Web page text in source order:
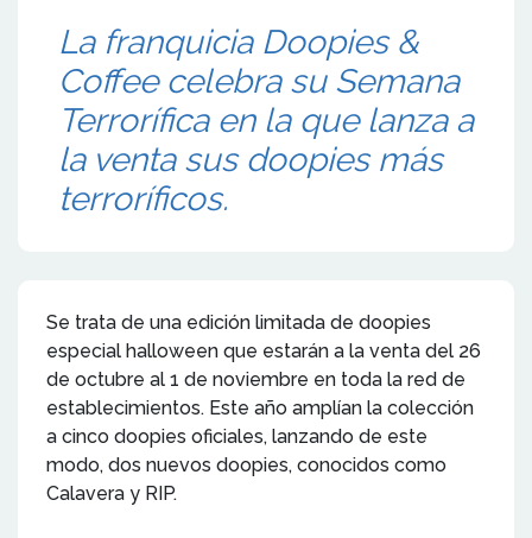
La franquicia Doopies &
Coffee celebra su Semana
Terrorífica en la que lanza a
la venta sus doopies más
terroríficos.
Se trata de una edición limitada de doopies
especial halloween que estarán a la venta del 26
de octubre al 1 de noviembre en toda la red de
establecimientos. Este año amplían la colección
a cinco doopies oficiales, lanzando de este
modo, dos nuevos doopies, conocidos como
Calavera y RIP.